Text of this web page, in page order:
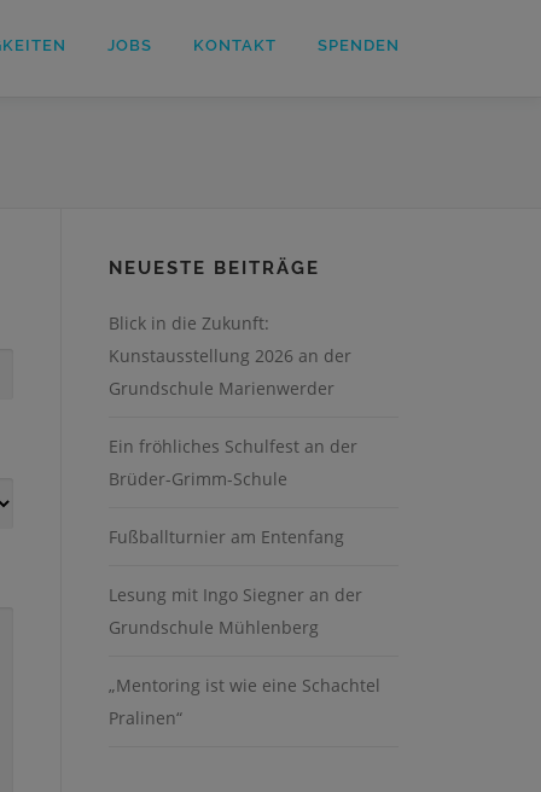
JOBS KONTAKT SPENDEN
NEUESTE BEITRÄGE
Blick in die Zukunft:
Kunstausstellung 2026 an der
Grundschule Marienwerder
Ein fröhliches Schulfest an der
Brüder-Grimm-Schule
Fußballturnier am Entenfang
Lesung mit Ingo Siegner an der
Grundschule Mühlenberg
„Mentoring ist wie eine Schachtel
Pralinen“